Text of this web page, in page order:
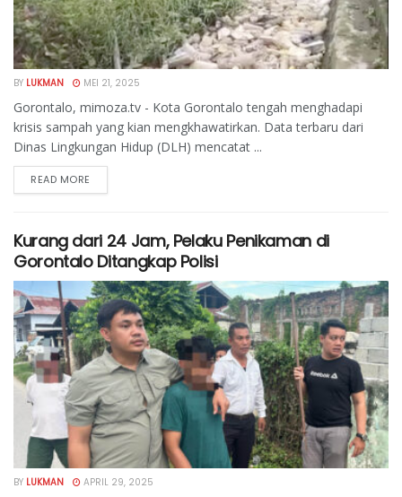
BY LUKMAN MEI 21, 2025
Gorontalo, mimoza.tv - Kota Gorontalo tengah menghadapi
krisis sampah yang kian mengkhawatirkan. Data terbaru dari
Dinas Lingkungan Hidup (DLH) mencatat ...
READ MORE
Kurang dari 24 Jam, Pelaku Penikaman di
Gorontalo Ditangkap Polisi
BY LUKMAN APRIL 29, 2025